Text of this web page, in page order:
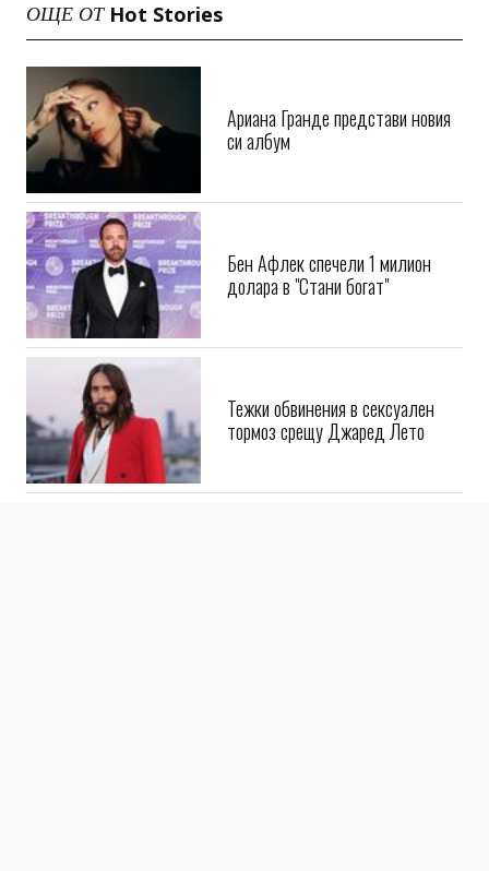
ОЩЕ ОТ Hot Stories
Ариана Гранде представи новия
си албум
Бен Афлек спечели 1 милион
долара в "Стани богат"
Тежки обвинения в сексуален
тормоз срещу Джаред Лето